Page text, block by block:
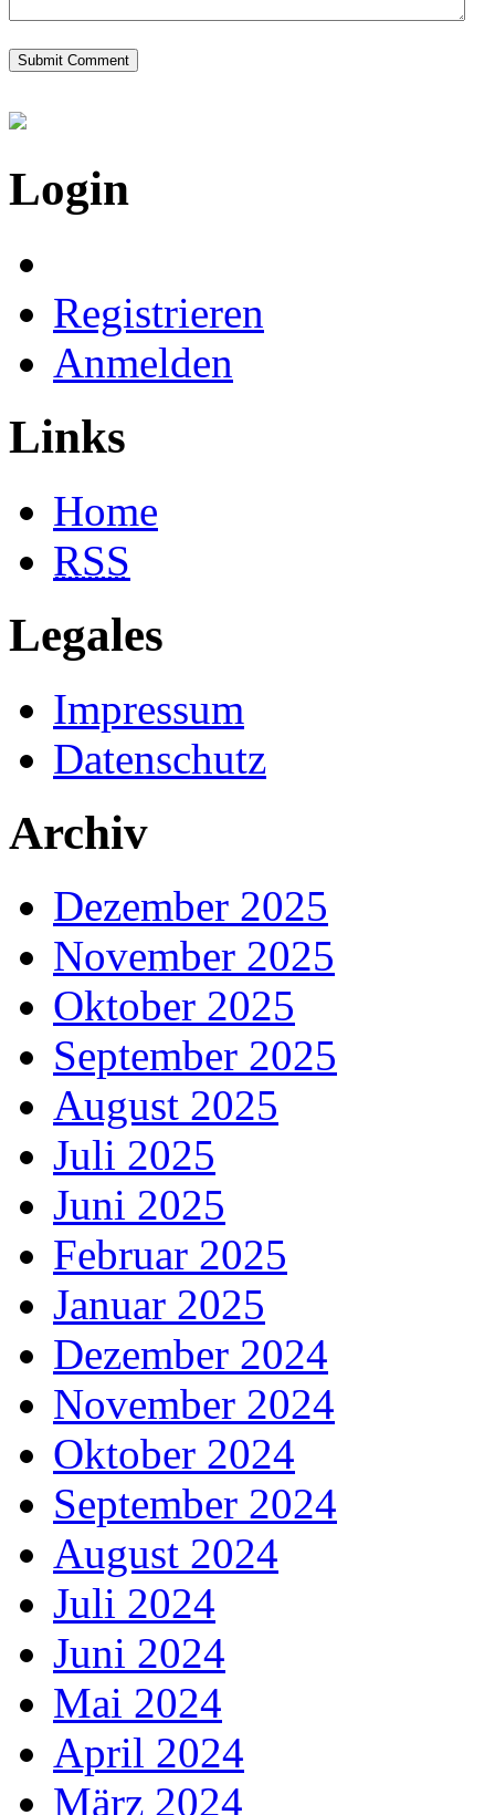
Login
Registrieren
Anmelden
Links
Home
RSS
Legales
Impressum
Datenschutz
Archiv
Dezember 2025
November 2025
Oktober 2025
September 2025
August 2025
Juli 2025
Juni 2025
Februar 2025
Januar 2025
Dezember 2024
November 2024
Oktober 2024
September 2024
August 2024
Juli 2024
Juni 2024
Mai 2024
April 2024
März 2024